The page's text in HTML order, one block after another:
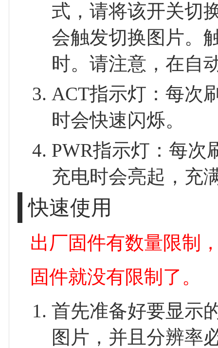
式，请将该开关切
会触发切换图片。
时。请注意，在自
ACT指示灯：每次
时会快速闪烁。
PWR指示灯：每次
充电时会亮起，充
快速使用
出厂固件有数量限制
固件就没有限制了。
首先准备好要显示
图片，并且分辨率